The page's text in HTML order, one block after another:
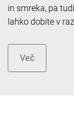
in smreka, pa
lahko dobite v